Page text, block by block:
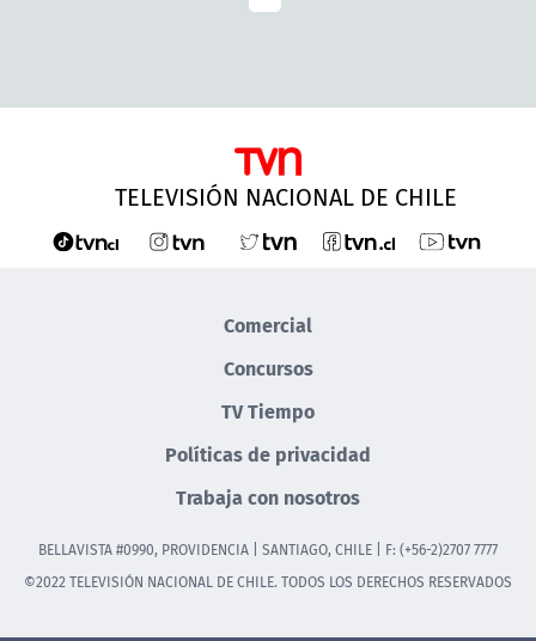
TELEVISIÓN NACIONAL DE CHILE
Comercial
Concursos
TV Tiempo
Políticas de privacidad
Trabaja con nosotros
BELLAVISTA #0990, PROVIDENCIA | SANTIAGO, CHILE | F: (+56-2)2707 7777
©2022 TELEVISIÓN NACIONAL DE CHILE. TODOS LOS DERECHOS RESERVADOS